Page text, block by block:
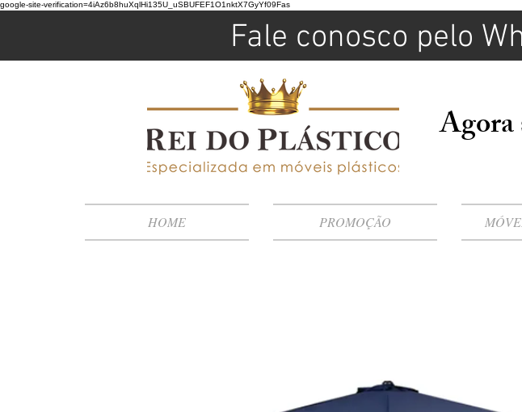
google-site-verification=4iAz6b8huXqlHi135U_uSBUFEF1O1nktX7GyYf09Fas
Agora
HOME PROMOÇÃO
Fale conosco pelo